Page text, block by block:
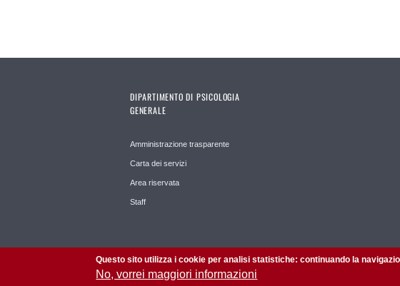
DIPARTIMENTO DI PSICOLOGIA
GENERALE
Amministrazione trasparente
Carta dei servizi
Area riservata
Staff
Questo sito utilizza i cookie per analisi statistiche: continuando la
No, vorrei maggiori informazioni